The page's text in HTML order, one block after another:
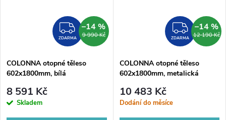
ZDARMA
ZDARMA 9 990 Kč
–14 %
COLONNA otopné těleso
602x1800mm, bílá
8 591 Kč
Skladem
ZDARMA 12 190 Kč
–14 %
COLONNA otopné těleso
602x1800mm, metalická
10 483 Kč
Dodání do měsíce